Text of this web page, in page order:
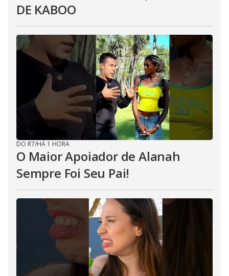
DE KABOO
DO R7/HÁ 1 HORA
O Maior Apoiador de Alanah
Sempre Foi Seu Pai!